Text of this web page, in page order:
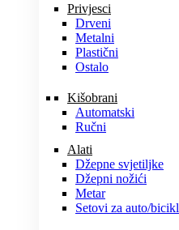
Privjesci
Drveni
Metalni
Plastični
Ostalo
Kišobrani
Automatski
Ručni
Alati
Džepne svjetiljke
Džepni nožići
Metar
Setovi za auto/bicikl